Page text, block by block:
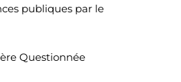
publiques par le
Questionnée